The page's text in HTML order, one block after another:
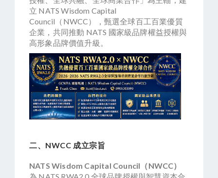
立 NATS Wisdom Capital
Council（NWCC），甄選全球百工百業優質
企業，共同推動 NATS 國家級品牌權益授權與
高形象品牌價值升級。
二、NWCC 成立宗旨
NATS Wisdom Capital Council（NWCC）